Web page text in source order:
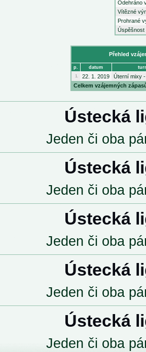
Odehráno
Vítězné
Prohrané
Přehled
p. datum
1. 22. 1. 2019
Úterní mixy
Celkem vzájemných
Ústecká
Jeden či oba
Ústecká
Jeden či oba
Ústecká
Jeden či oba
Ústecká
Jeden či oba
Ústecká
Jeden či oba